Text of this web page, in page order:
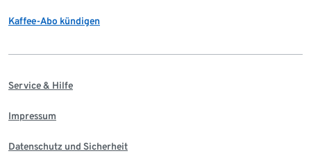
Kaffee-Abo kündigen
Service & Hilfe
Impressum
Datenschutz und Sicherheit